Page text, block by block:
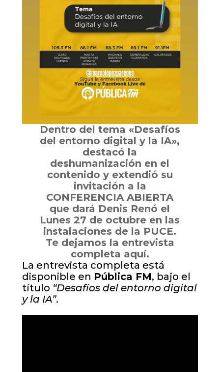
Dentro del tema «Desafíos
del entorno digital y la IA»,
destacó la
deshumanización en el
contenido y extendió su
invitación a la
CONFERENCIA ABIERTA
que dará Denis Renó el
Lunes 27 de octubre en las
instalaciones de la PUCE.
Te dejamos la entrevista
completa aquí.
La entrevista completa está
disponible en Pública FM, bajo el
título “Desafíos del entorno digital
y la IA”.